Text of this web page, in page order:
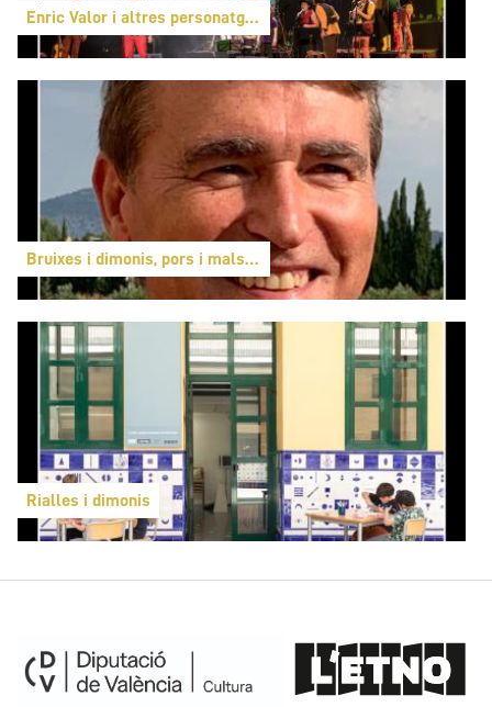
Enric Valor i altres personatges de por
Bruixes i dimonis, pors i malsons
Rialles i dimonis